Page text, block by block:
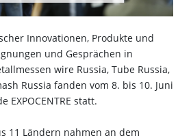
Innovationen, Produkte und
und Gesprächen in
wire Russia, Tube Russia,
Russia fanden vom 8. bis 10. Juni
EXPOCENTRE statt.
11 Ländern nahmen an dem